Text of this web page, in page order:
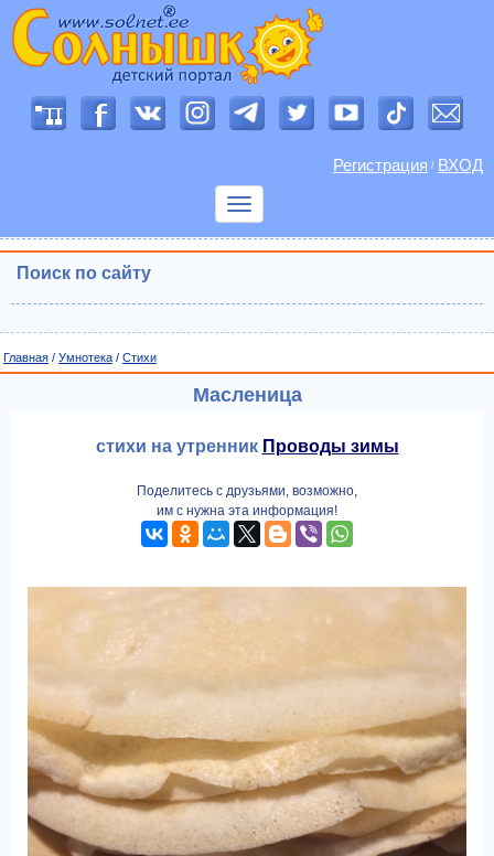
Регистрация / ВХОД
Показать
Поиск по сайту
Главная / Умнотека / Cтихи
Масленица
стихи на утренник Проводы зимы
Поделитесь с друзьями, возможно,
им с нужна эта информация!